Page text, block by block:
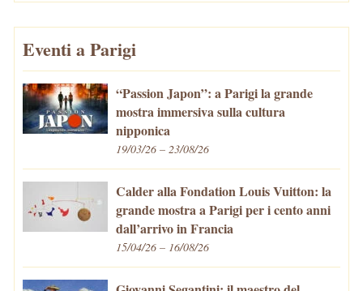
Eventi a Parigi
“Passion Japon”: a Parigi la grande
mostra immersiva sulla cultura
nipponica
19/03/26 – 23/08/26
Calder alla Fondation Louis Vuitton: la
grande mostra a Parigi per i cento anni
dall’arrivo in Francia
15/04/26 – 16/08/26